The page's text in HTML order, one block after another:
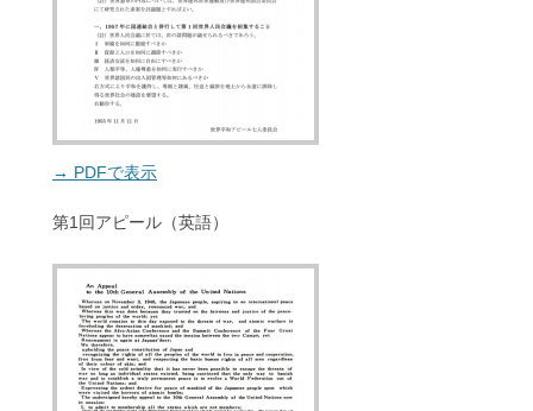
→ PDFで表示
第1回アピール（英語）